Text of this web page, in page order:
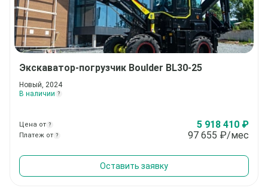
Экскаватор-погрузчик Boulder BL30-25
Новый, 2024
В наличии ?
Цена от ? 5 918 410 ₽
Платеж от ? 97 655 ₽/мес
Оставить заявку